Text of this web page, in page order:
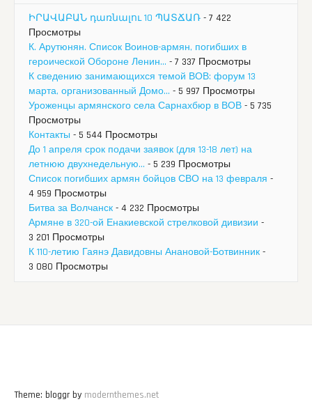
ԻՐԱՎԱԲԱՆ դառնալու 10 ՊԱՏՃԱՌ - 7 422
Просмотры
К. Арутюнян. Список Воинов-армян, погибших в
героической Обороне Ленин... - 7 337 Просмотры
К сведению занимающихся темой ВОВ: форум 13
марта, организованный Домо... - 5 997 Просмотры
Уроженцы армянского села Сарнахбюр в ВОВ - 5 735
Просмотры
Контакты - 5 544 Просмотры
До 1 апреля срок подачи заявок (для 13-18 лет) на
летнюю двухнедельную... - 5 239 Просмотры
Список погибших армян бойцов СВО на 13 февраля -
4 959 Просмотры
Битва за Волчанск - 4 232 Просмотры
Армяне в 320-ой Енакиевской стрелковой дивизии -
3 201 Просмотры
К 110-летию Гаянэ Давидовны Анановой-Ботвинник -
3 080 Просмотры
Theme: bloggr by modernthemes.net